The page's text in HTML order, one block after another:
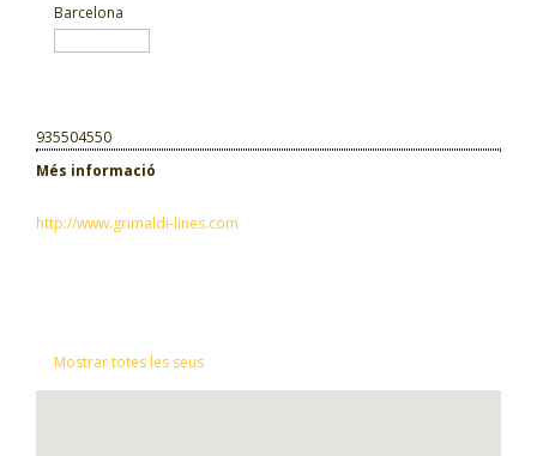
Barcelona
935504550
Més informació
http://www.grimaldi-lines.com
Mostrar totes les seus